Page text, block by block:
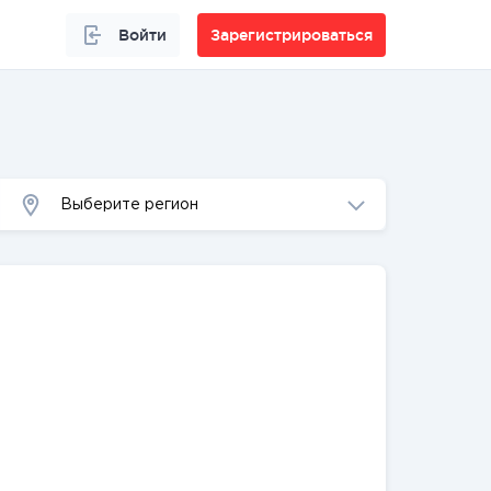
Войти Зарегистрироваться
Выберите регион